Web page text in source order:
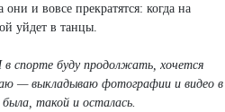
и вовсе прекратятся: когда на
уйдет в танцы.
спорте буду продолжать, хочется
— выкладываю фотографии и видео в
такой и осталась.